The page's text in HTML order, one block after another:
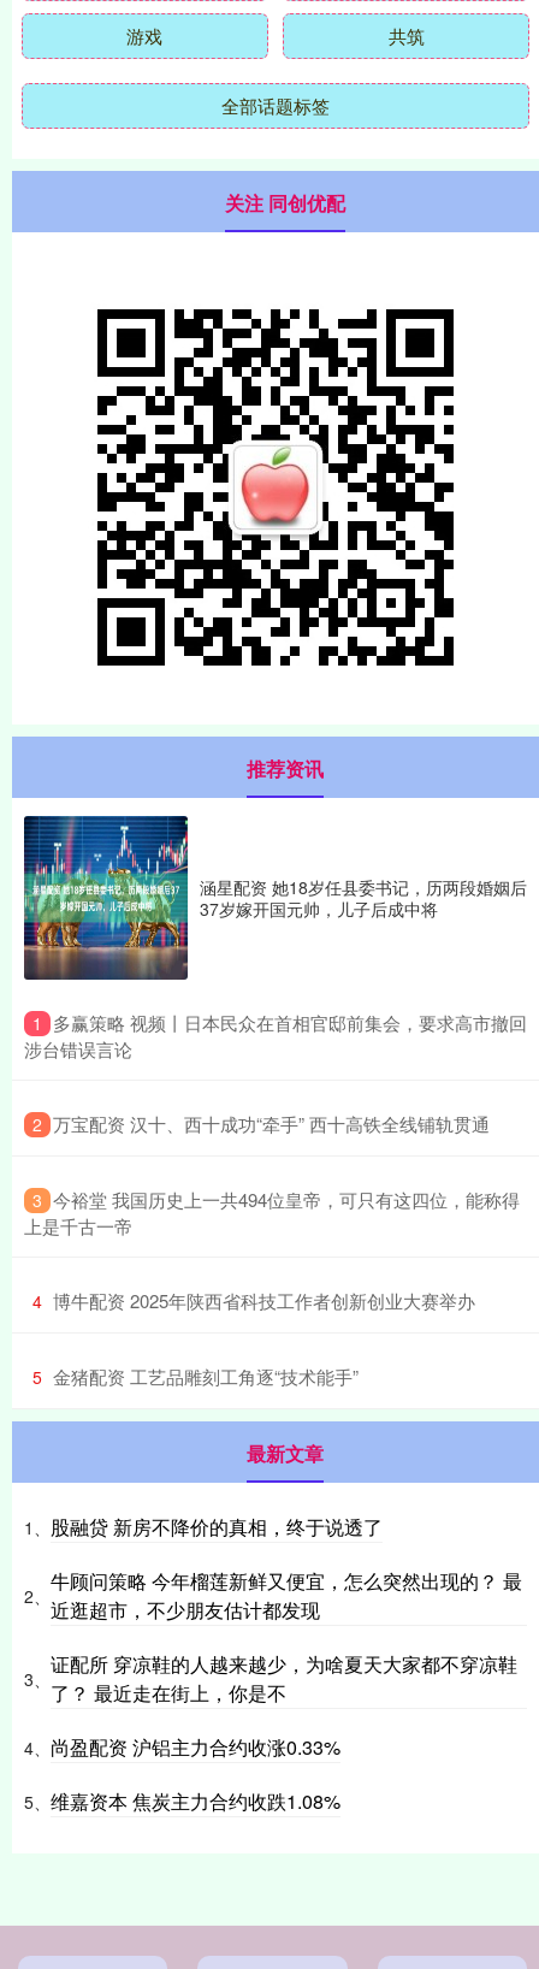
游戏 共筑
全部话题标签
关注 同创优配
推荐资讯
涵星配资 她18岁任县委书记，历两段婚姻后
37岁嫁开国元帅，儿子后成中将
1
​多赢策略 视频丨日本民众在首相官邸前集会，要求高市撤回
涉台错误言论
2 ​万宝配资 汉十、西十成功“牵手” 西十高铁全线铺轨贯通
3 ​今裕堂 我国历史上一共494位皇帝，可只有这四位，能称得
上是千古一帝
4 ​博牛配资 2025年陕西省科技工作者创新创业大赛举办
5 ​金猪配资 工艺品雕刻工角逐“技术能手”
最新文章
1、 股融贷 新房不降价的真相，终于说透了
2、
牛顾问策略 今年榴莲新鲜又便宜，怎么突然出现的？ 最
近逛超市，不少朋友估计都发现
3、
证配所 穿凉鞋的人越来越少，为啥夏天大家都不穿凉鞋
了？ 最近走在街上，你是不
4、 尚盈配资 沪铝主力合约收涨0.33%
5、 维嘉资本 焦炭主力合约收跌1.08%